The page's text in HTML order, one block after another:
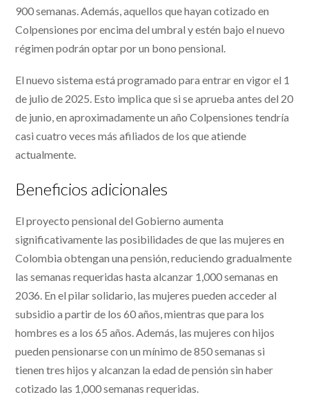
900 semanas. Además, aquellos que hayan cotizado en
Colpensiones por encima del umbral y estén bajo el nuevo
régimen podrán optar por un bono pensional.
El nuevo sistema está programado para entrar en vigor el 1
de julio de 2025. Esto implica que si se aprueba antes del 20
de junio, en aproximadamente un año Colpensiones tendría
casi cuatro veces más afiliados de los que atiende
actualmente.
Beneficios adicionales
El proyecto pensional del Gobierno aumenta
significativamente las posibilidades de que las mujeres en
Colombia obtengan una pensión, reduciendo gradualmente
las semanas requeridas hasta alcanzar 1,000 semanas en
2036. En el pilar solidario, las mujeres pueden acceder al
subsidio a partir de los 60 años, mientras que para los
hombres es a los 65 años. Además, las mujeres con hijos
pueden pensionarse con un mínimo de 850 semanas si
tienen tres hijos y alcanzan la edad de pensión sin haber
cotizado las 1,000 semanas requeridas.